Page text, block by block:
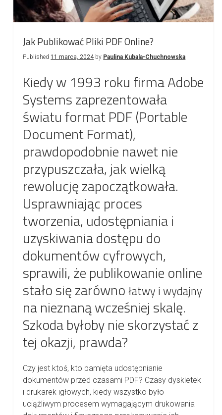
Jak Publikować Pliki PDF Online?
Published 11 marca, 2024by Paulina Kubala-Chuchnowska
Kiedy w 1993 roku firma Adobe
Systems zaprezentowała
światu format PDF (Portable
Document Format),
prawdopodobnie nawet nie
przypuszczała, jak wielką
rewolucję zapoczątkowała.
Usprawniając proces
tworzenia, udostępniania i
uzyskiwania dostępu do
dokumentów cyfrowych,
sprawili, że publikowanie online
stało się zarównołatwy i wydajny
na nieznaną wcześniej skalę.
Szkoda byłoby nie skorzystać z
tej okazji, prawda?
Czy jest ktoś, kto pamięta udostępnianie
dokumentów przed czasami PDF? Czasy dyskietek
i drukarek igłowych, kiedy wszystko było
uciążliwym procesem wymagającym drukowania